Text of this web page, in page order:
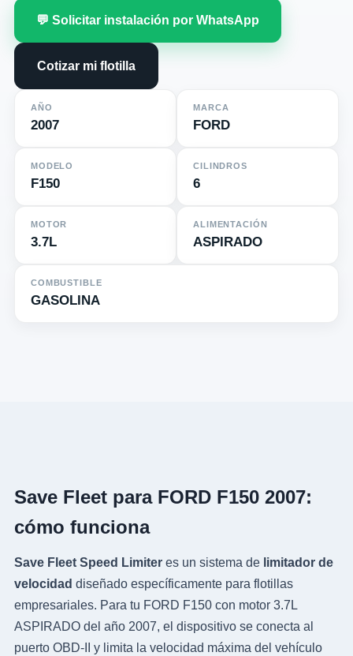
💬 Solicitar instalación por WhatsApp
Cotizar mi flotilla
AÑO
2007
MARCA
FORD
MODELO
F150
CILINDROS
6
MOTOR
3.7L
ALIMENTACIÓN
ASPIRADO
COMBUSTIBLE
GASOLINA
Save Fleet para FORD F150 2007:
cómo funciona
Save Fleet Speed Limiteres un sistema de limitador de
velocidad diseñado específicamente para flotillas
empresariales. Para tu FORD F150 con motor 3.7L
ASPIRADO del año 2007, el dispositivo se conecta al
puerto OBD-II y limita la velocidad máxima del vehículo